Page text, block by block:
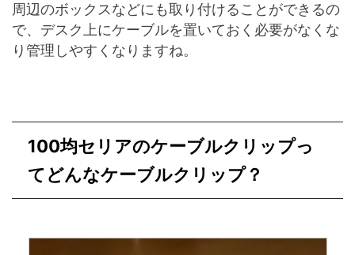
周辺のボックスなどにも取り付けることができるの
で、デスク上にケーブルを置いておく必要がなくな
り管理しやすくなりますね。
100均セリアのケーブルクリップっ
てどんなケーブルクリップ？